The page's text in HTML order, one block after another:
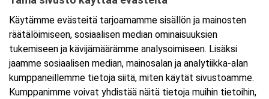
Ajankohta
Alkaa:3.11.2025 08:30
Päättyy:3.11.2025 16:00
Lisää tapahtuma kalenteriisi
Käytämme evästeitä tarjoamamme sisällön ja mainosten
räätälöimiseen, sosiaalisen median ominaisuuksien
tukemiseen ja kävijämäärämme analysoimiseen. Lisäksi
jaamme sosiaalisen median, mainosalan ja analytiikka-alan
kumppaneillemme tietoja siitä, miten käytät sivustoamme.
Kumppanimme voivat yhdistää näitä tietoja muihin tietoihin,